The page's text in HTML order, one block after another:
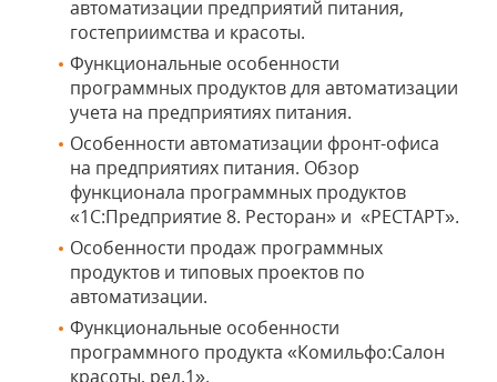
автоматизации предприятий питания,
гостеприимства и красоты.
Функциональные особенности
программных продуктов для автоматизации
учета на предприятиях питания.
Особенности автоматизации фронт-офиса
на предприятиях питания. Обзор
функционала программных продуктов
«1С:Предприятие 8. Ресторан» и «РЕСТАРТ».
Особенности продаж программных
продуктов и типовых проектов по
автоматизации.
Функциональные особенности
программного продукта «Комильфо:Салон
красоты, ред.1».